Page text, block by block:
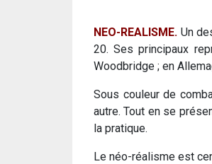
NEO-REALISME. Un
20. Ses principaux
Woodbridge ; en
Sous couleur de
autre. Tout en se
la pratique.
Le néo-réalisme est